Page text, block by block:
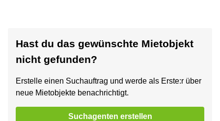
Hast du das gewünschte Mietobjekt
nicht gefunden?
Erstelle einen Suchauftrag und werde als Erste:r über
neue Mietobjekte benachrichtigt.
Suchagenten erstellen